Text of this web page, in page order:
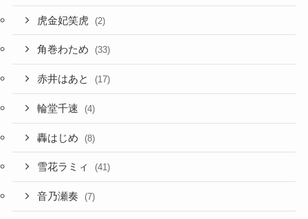
虎金妃笑虎 (2)
角巻わため (33)
赤井はあと (17)
輪堂千速 (4)
轟はじめ (8)
雪花ラミィ (41)
音乃瀬奏 (7)